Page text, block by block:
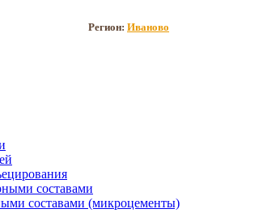
Регион: Иваново
составами
составами (микроцементы)